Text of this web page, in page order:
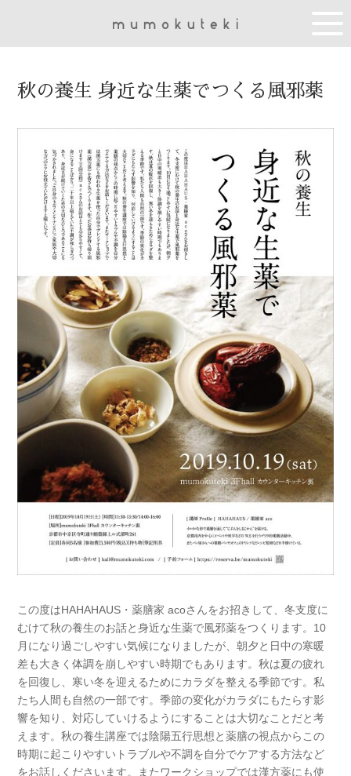
秋の養生 身近な生薬でつくる風邪薬
この度はHAHAHAUS・薬膳家 acoさんをお招きして、冬支度に
むけて秋の養生のお話と身近な生薬で風邪薬をつくります。10
月になり過ごしやすい気候になりましたが、朝夕と日中の寒暖
差も大きく体調を崩しやすい時期でもあります。秋は夏の疲れ
を回復し、寒い冬を迎えるためにカラダを整える季節です。私
たち人間も自然の一部です。季節の変化がカラダにもたらす影
響を知り、対応していけるようにすることは大切なことだと考
えます。秋の養生講座では陰陽五行思想と薬膳の視点からこの
時期に起こりやすいトラブルや不調を自分でケアする方法など
をお話しくださいます。またワークショップでは漢方薬にも使